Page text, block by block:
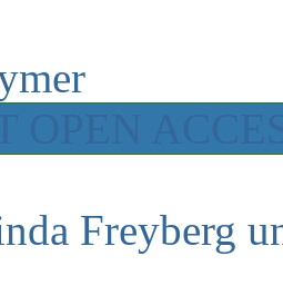
Freyberg